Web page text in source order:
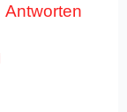
Antworten